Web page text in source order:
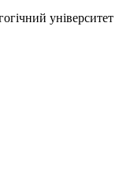
університет